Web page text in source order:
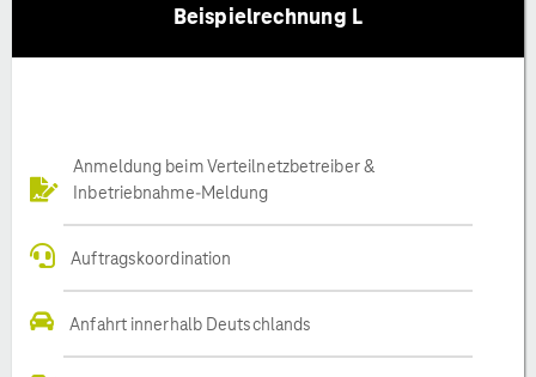
Beispielrechnung L
Anmeldung beim Verteilnetzbetreiber &
Inbetriebnahme-Meldung
Auftragskoordination
Anfahrt innerhalb Deutschlands